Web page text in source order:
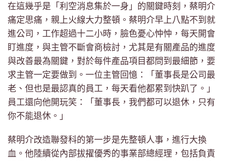
在這幾乎是「利空消息集於一身」的關鍵時刻，蔡明介
痛定思痛，親上火線大力整頓。蔡明介早上八點不到就
進公司，工作超過十二小時，臉色憂心忡忡，每天開會
盯進度，與主管不斷會商檢討，尤其是有關產品的進度
與改善最為關鍵，對於每件產品項目都問到最細節，要
求主管一定要做到。一位主管回憶：「董事長是公司最
老、但也是最認真的員工，每天看他都累到快趴了。」
員工還向他開玩笑：「董事長，我們都可以退休，只有
你不能退休。」
蔡明介改造聯發科的第一步是先整頓人事，進行大換
血。他陸續從內部拔擢優秀的事業部總經理，包括負責